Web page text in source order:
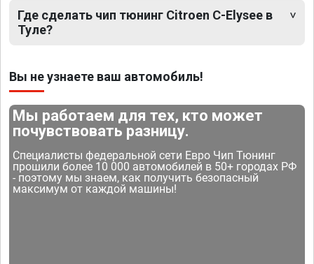
Где сделать чип тюнинг Citroen C-Elysee в
Туле?
Вы не узнаете ваш автомобиль!
Мы работаем для тех, кто может
почувствовать разницу.
Специалисты федеральной сети Евро Чип Тюнинг
прошили более 10 000 автомобилей в 50+ городах РФ
- поэтому мы знаем, как получить безопасный
максимум от каждой машины!